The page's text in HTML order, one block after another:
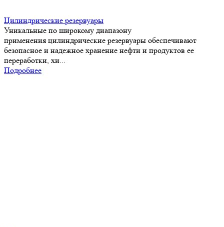
Цилиндрические резервуары
Уникальные по широкому диапазону
применения цилиндрические резервуары обеспечивают
безопасное и надежное хранение нефти и продуктов ее
переработки, хи...
Подробнее